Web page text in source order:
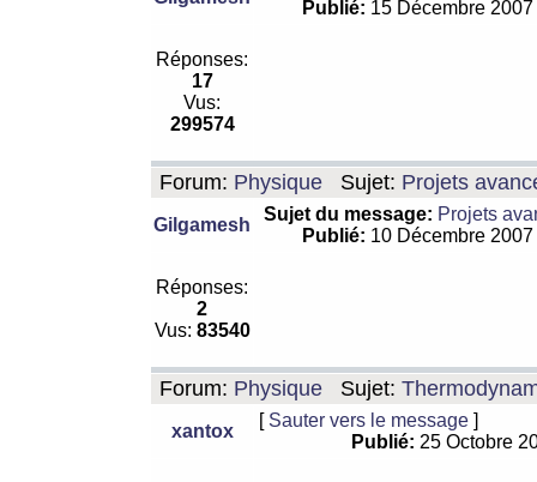
Publié: 15 Décembre
Réponses:
17
Vus:
299574
Forum: Physique Sujet: Projets
Gilgamesh
Sujet du message: Projets
Publié: 10 Décembre
Réponses:
2
Vus: 83540
Forum: Physique Sujet:
xantox
[ Sauter vers le message ]
Publié: 25 Octobre